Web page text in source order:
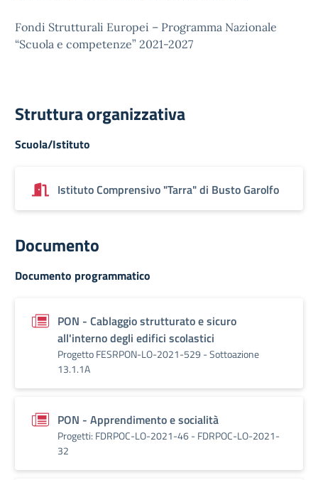
Fondi Strutturali Europei – Programma Nazionale
“Scuola e competenze” 2021-2027
Struttura organizzativa
Scuola/Istituto
Istituto Comprensivo "Tarra" di Busto Garolfo
Documento
Documento programmatico
PON - Cablaggio strutturato e sicuro
all'interno degli edifici scolastici
Progetto FESRPON-LO-2021-529 - Sottoazione
13.1.1A
PON - Apprendimento e socialità
Progetti: FDRPOC-LO-2021-46 - FDRPOC-LO-2021-
32